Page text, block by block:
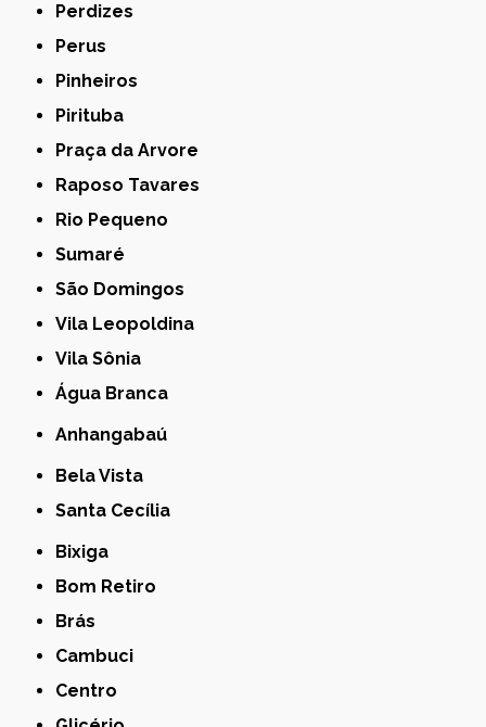
Perdizes
Perus
Pinheiros
Pirituba
Praça da Arvore
Raposo Tavares
Rio Pequeno
Sumaré
São Domingos
Vila Leopoldina
Vila Sônia
Água Branca
Anhangabaú
Bela Vista
Santa Cecília
Bixiga
Bom Retiro
Brás
Cambuci
Centro